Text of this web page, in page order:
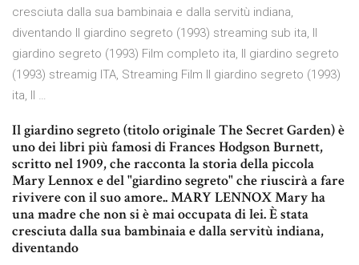
cresciuta dalla sua bambinaia e dalla servitù indiana,
diventando Il giardino segreto (1993) streaming sub ita, Il
giardino segreto (1993) Film completo ita, Il giardino segreto
(1993) streamig ITA, Streaming Film Il giardino segreto (1993)
ita, Il …
Il giardino segreto (titolo originale The Secret Garden) è
uno dei libri più famosi di Frances Hodgson Burnett,
scritto nel 1909, che racconta la storia della piccola
Mary Lennox e del "giardino segreto" che riuscirà a fare
rivivere con il suo amore.. MARY LENNOX Mary ha
una madre che non si è mai occupata di lei. È stata
cresciuta dalla sua bambinaia e dalla servitù indiana,
diventando